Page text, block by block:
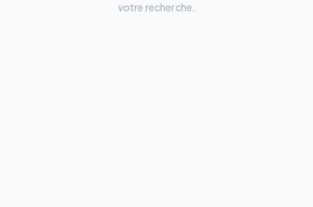
votre recherche.